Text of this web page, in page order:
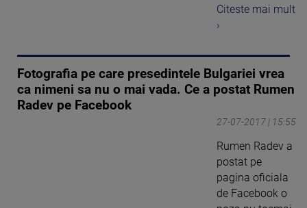
Citeste mai mult
›
Fotografia pe care presedintele Bulgariei vrea
ca nimeni sa nu o mai vada. Ce a postat Rumen
Radev pe Facebook
27-07-2017 | 15:55
Rumen Radev a
postat pe
pagina oficiala
de Facebook o